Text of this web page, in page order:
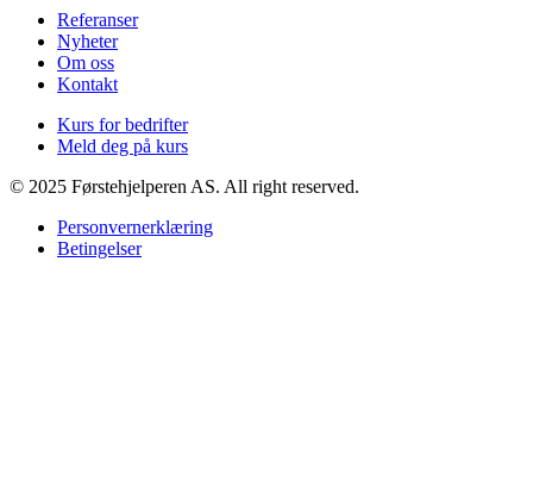
Referanser
Nyheter
Om oss
Kontakt
Kurs for bedrifter
Meld deg på kurs
© 2025 Førstehjelperen AS. All right reserved.
Personvernerklæring
Betingelser